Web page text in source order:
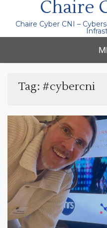
Chaire
Chaire Cyber CNI –
Tag: #cybercni